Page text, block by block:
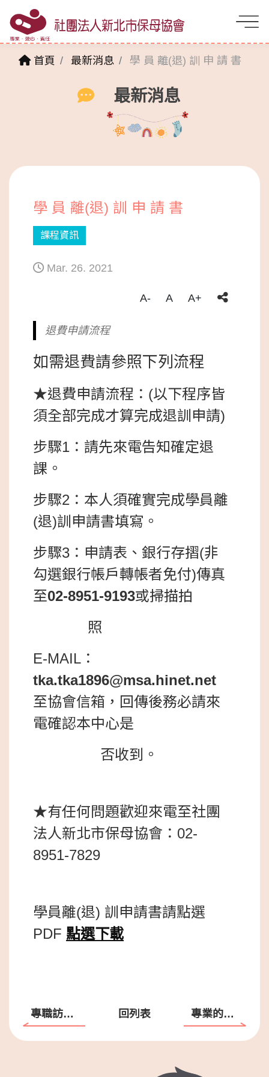
首頁 最新消息 學 員 離(退) 訓 申 請 書
最新消息
學 員 離(退) 訓 申 請 書
課程資訊
Mar. 26. 2021
A- A A+
退費申請流程
如需退費請參照下列流程
★退費申請流程：(以下程序皆
須全部完成才算完成退訓申請)
步驟1：請先來電告知確定退
課。
步驟2：本人須確實完成學員離
(退)訓申請書填寫。
步驟3：申請表、銀行存摺(非
勾選銀行帳戶轉帳者免付)傳真
至02-8951-9193或掃描拍
照
E-MAIL：
tka.tka1896@msa.hinet.net
至協會信箱，回傳後務必請來
電確認本中心是
否收到。
★有任何問題歡迎來電至社團
法人新北市保母協會：02-
8951-7829
學員離(退) 訓申請書請點選
PDF 點選下載
專職訪視輔導員 回列表 專業的術科場地租借使用